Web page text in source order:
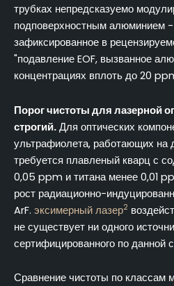
трубках непредсказуемо
подповерхностным алюминием
зафиксированное в
"подавление EOF, вызванное
концентрациях вплоть до 20
Порог чистоты для лазерной
строгий. Для оптических
ультрафиолета, работающих на
требуется плавленый кварц с
0,05 ppm и титана менее 0,01
рост радиационно-
ArF. эксимерный лазер2
не существует ни одного
сертифицированного по данной
Сравнение чистоты по классам